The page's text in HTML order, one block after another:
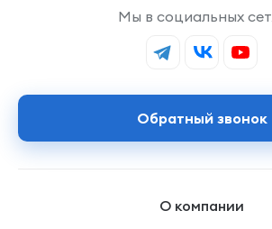
О компании
Мы в социальных
Обратный звонок